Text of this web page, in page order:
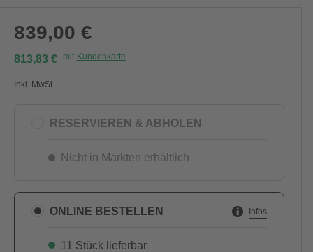
839,00 €
813,83 € mit Kundenkarte
Inkl. MwSt.
RESERVIEREN & ABHOLEN
Nicht in Märkten erhältlich
ONLINE BESTELLEN Infos
11 Stück lieferbar